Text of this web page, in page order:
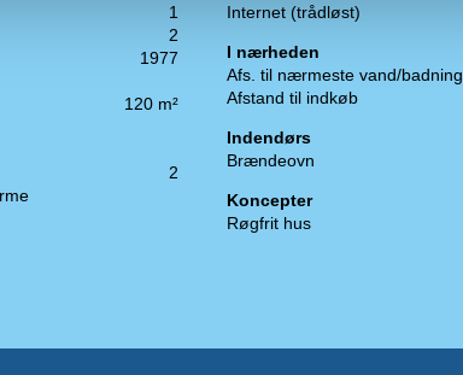
1
2
1977
120 m²
2
Internet (trådløst)
I nærheden
Afs. til nærmeste vand/badning
Afstand til indkøb
Indendørs
Brændeovn
Koncepter
Røgfrit hus